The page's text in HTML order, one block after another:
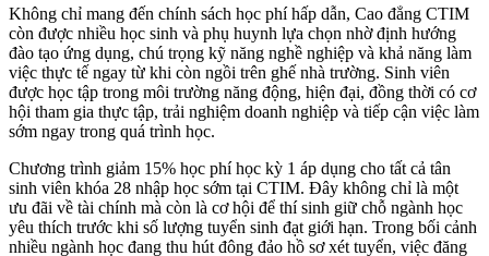
Không chỉ mang đến chính sách học phí hấp dẫn, Cao đẳng CTIM
còn được nhiều học sinh và phụ huynh lựa chọn nhờ định hướng
đào tạo ứng dụng, chú trọng kỹ năng nghề nghiệp và khả năng làm
việc thực tế ngay từ khi còn ngồi trên ghế nhà trường. Sinh viên
được học tập trong môi trường năng động, hiện đại, đồng thời có cơ
hội tham gia thực tập, trải nghiệm doanh nghiệp và tiếp cận việc làm
sớm ngay trong quá trình học.
Chương trình giảm 15% học phí học kỳ 1 áp dụng cho tất cả tân
sinh viên khóa 28 nhập học sớm tại CTIM. Đây không chỉ là một
ưu đãi về tài chính mà còn là cơ hội để thí sinh giữ chỗ ngành học
yêu thích trước khi số lượng tuyển sinh đạt giới hạn. Trong bối cảnh
nhiều ngành học đang thu hút đông đảo hồ sơ xét tuyển, việc đăng